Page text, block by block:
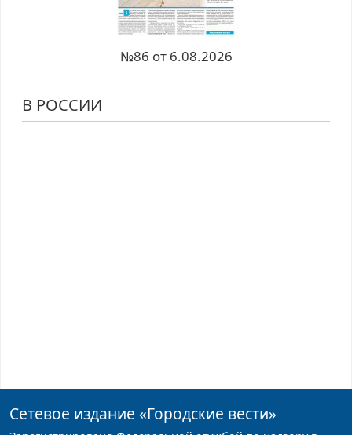
№86 от 6.08.2026
В РОССИИ
Сетевое издание «Городские вести»